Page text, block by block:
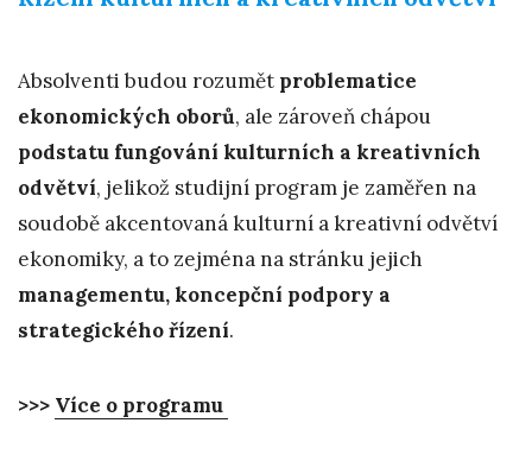
Absolventi budou rozumět problematice
ekonomických oborů, ale zároveň chápou
podstatu fungování kulturních a kreativních
odvětví, jelikož studijní program je zaměřen na
soudobě akcentovaná kulturní a kreativní odvětví
ekonomiky, a to zejména na stránku jejich
managementu, koncepční podpory a
strategického řízení.
>>> Více o programu